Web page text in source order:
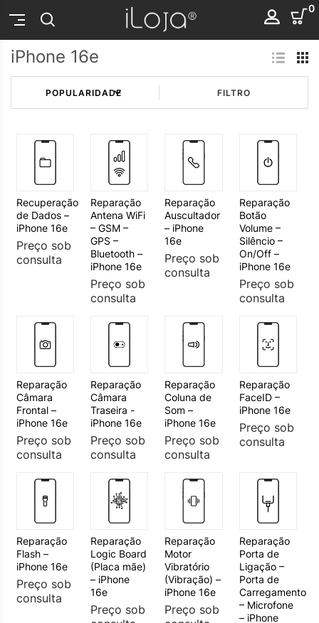
0
iPhone 16e
FILTRO
Recuperação
de Dados –
iPhone 16e
Preço sob
consulta
Reparação
Antena WiFi
– GSM –
GPS –
Bluetooth –
iPhone 16e
Preço sob
consulta
Reparação
Auscultador
– iPhone
16e
Preço sob
consulta
Reparação
Botão
Volume –
Silêncio –
On/Off –
iPhone 16e
Preço sob
consulta
Reparação
Câmara
Frontal –
iPhone 16e
Preço sob
consulta
Reparação
Câmara
Traseira -
iPhone 16e
Preço sob
consulta
Reparação
Coluna de
Som –
iPhone 16e
Preço sob
consulta
Reparação
FaceID –
iPhone 16e
Preço sob
consulta
Reparação
Flash –
iPhone 16e
Preço sob
consulta
Reparação
Logic Board
(Placa mãe)
– iPhone
16e
Preço sob
Reparação
Motor
Vibratório
(Vibração) –
iPhone 16e
Preço sob
Reparação
Porta de
Ligação –
Porta de
Carregamento
– Microfone
– iPhone